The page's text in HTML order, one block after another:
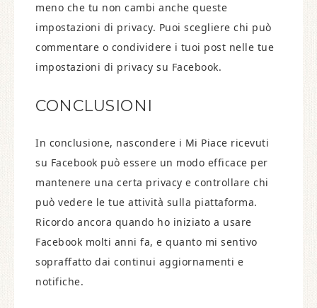
meno che tu non cambi anche queste
impostazioni di privacy. Puoi scegliere chi può
commentare o condividere i tuoi post nelle tue
impostazioni di privacy su Facebook.
CONCLUSIONI
In conclusione, nascondere i Mi Piace ricevuti
su Facebook può essere un modo efficace per
mantenere una certa privacy e controllare chi
può vedere le tue attività sulla piattaforma.
Ricordo ancora quando ho iniziato a usare
Facebook molti anni fa, e quanto mi sentivo
sopraffatto dai continui aggiornamenti e
notifiche.